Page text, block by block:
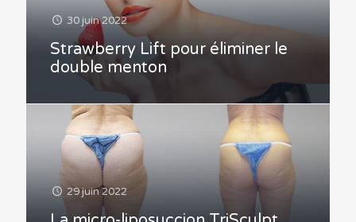
30 juin 2022
Strawberry Lift pour éliminer le
double menton
29 juin 2022